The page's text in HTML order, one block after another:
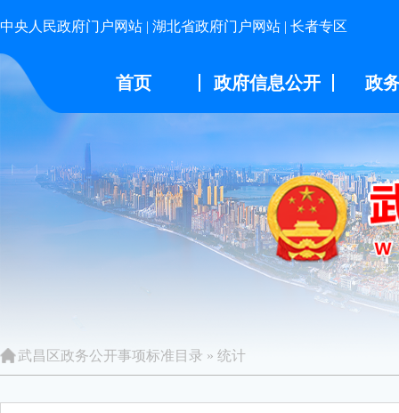
中央人民政府门户网站 | 湖北省政府门户网站 | 长者专区
首页 政府信息公开 政
武昌区政务公开事项标准目录 » 统计